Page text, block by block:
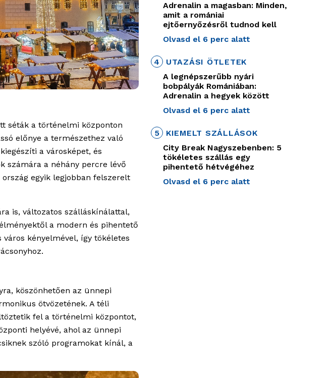
séták a történelmi központon
előnye a természethez való
a városképet, és
számára a néhány percre lévő
egyik legjobban felszerelt
is, változatos szálláskínálattal,
a modern és pihentető
város kényelmével, így tökéletes
köszönhetően az ünnepi
ötvözetének. A téli
fel a történelmi központot,
helyévé, ahol az ünnepi
szóló programokat kínál, a
Adrenalin a magasban: Minden,
amit a romániai
ejtőernyőzésről tudnod kell
Olvasd el 6 perc alatt
4
UTAZÁSI ÖTLETEK
A legnépszerűbb nyári
bobpályák Romániában:
Adrenalin a hegyek között
Olvasd el 6 perc alatt
5
KIEMELT SZÁLLÁSOK
City Break Nagyszebenben: 5
tökéletes szállás egy
pihentető hétvégéhez
Olvasd el 6 perc alatt